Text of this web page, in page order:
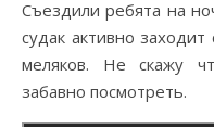
Съездили ребята на ночную рыбалку. По информации,
судак активно
меляков. Не скажу
забавно посмотреть.